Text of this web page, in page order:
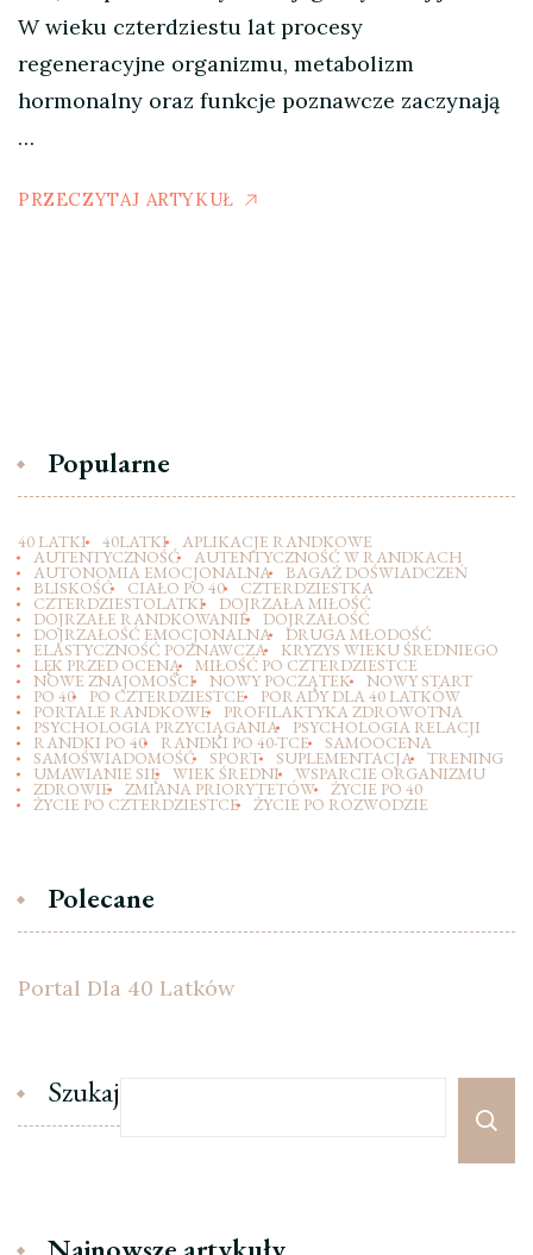
W wieku czterdziestu lat procesy
regeneracyjne organizmu, metabolizm
hormonalny oraz funkcje poznawcze zaczynają
…
PRZECZYTAJ ARTYKUŁ
Popularne
40 LATKI 40LATKI APLIKACJE RANDKOWE
AUTENTYCZNOŚĆ AUTENTYCZNOŚĆ W RANDKACH
AUTONOMIA EMOCJONALNA BAGAŻ DOŚWIADCZEŃ
BLISKOŚĆ CIAŁO PO 40 CZTERDZIESTKA
CZTERDZIESTOLATKI DOJRZAŁA MIŁOŚĆ
DOJRZAŁE RANDKOWANIE DOJRZAŁOŚĆ
DOJRZAŁOŚĆ EMOCJONALNA DRUGA MŁODOŚĆ
ELASTYCZNOŚĆ POZNAWCZA KRYZYS WIEKU ŚREDNIEGO
LĘK PRZED OCENĄ MIŁOŚĆ PO CZTERDZIESTCE
NOWE ZNAJOMOŚCI NOWY POCZĄTEK NOWY START
PO 40 PO CZTERDZIESTCE PORADY DLA 40 LATKÓW
PORTALE RANDKOWE PROFILAKTYKA ZDROWOTNA
PSYCHOLOGIA PRZYCIĄGANIA PSYCHOLOGIA RELACJI
RANDKI PO 40 RANDKI PO 40-TCE SAMOOCENA
SAMOŚWIADOMOŚĆ SPORT SUPLEMENTACJA TRENING
UMAWIANIE SIĘ WIEK ŚREDNI WSPARCIE ORGANIZMU
ZDROWIE ZMIANA PRIORYTETÓW ŻYCIE PO 40
ŻYCIE PO CZTERDZIESTCE ŻYCIE PO ROZWODZIE
Polecane
Portal Dla 40 Latków
Szukaj